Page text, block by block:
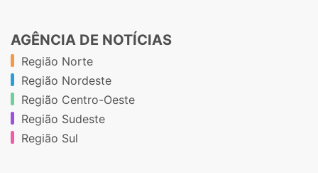
AGÊNCIA DE NOTÍCIAS
Região Norte
Região Nordeste
Região Centro-Oeste
Região Sudeste
Região Sul